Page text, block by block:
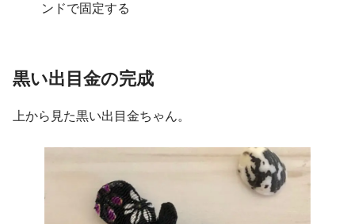
ンドで固定する
黒い出目金の完成
上から見た黒い出目金ちゃん。